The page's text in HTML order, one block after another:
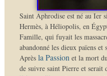
Saint Aphrodise est né au Ier
Hermès, à Héliopolis, en
Famille, qui fuyait les
abandonné les dieux païens
Après la Passionet la mort
de suivre saint Pierre et